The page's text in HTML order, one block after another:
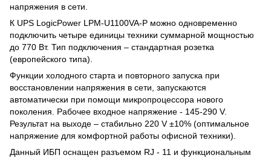
напряжения в сети.
К UPS LogicPower LPM-U1100VA-P можно одновременно
подключить четыре единицы техники суммарной мощностью
до 770 Вт. Тип подключения – стандартная розетка
(европейского типа).
Функции холодного старта и повторного запуска при
восстановлении напряжения в сети, запускаются
автоматически при помощи микропроцессора нового
поколения. Рабочее входное напряжение - 145-290 V.
Результат на выходе – стабильно 220 V ±10% (оптимальное
напряжение для комфортной работы офисной техники).
Данный ИБП оснащен разъемом RJ - 11 и функциональным